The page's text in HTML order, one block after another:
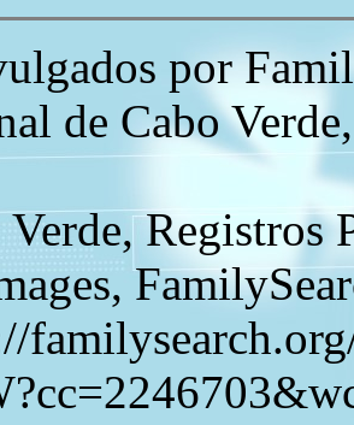
por
de Cabo
Registros